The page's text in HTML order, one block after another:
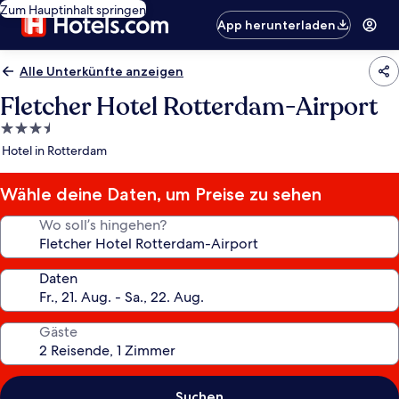
Zum Hauptinhalt springen
App herunterladen
Alle Unterkünfte anzeigen
Fletcher Hotel Rotterdam-Airport
3.5-
Sterne-
Hotel in Rotterdam
Wähle deine Daten, um Preise zu sehen
Wo soll’s hingehen?
Daten
Gäste